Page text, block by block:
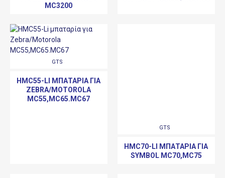
MC3200
GTS
HMC55-LI ΜΠΑΤΑΡΊΑ ΓΙΑ
ZEBRA/MOTOROLA
MC55,MC65.MC67
GTS
HMC70-LI ΜΠΑΤΑΡΊΑ ΓΙΑ
SYMBOL MC70,MC75